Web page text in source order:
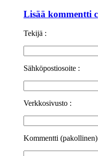
Lisää kommentti
Tekijä :
Sähköpostiosoite :
Verkkosivusto :
Kommentti